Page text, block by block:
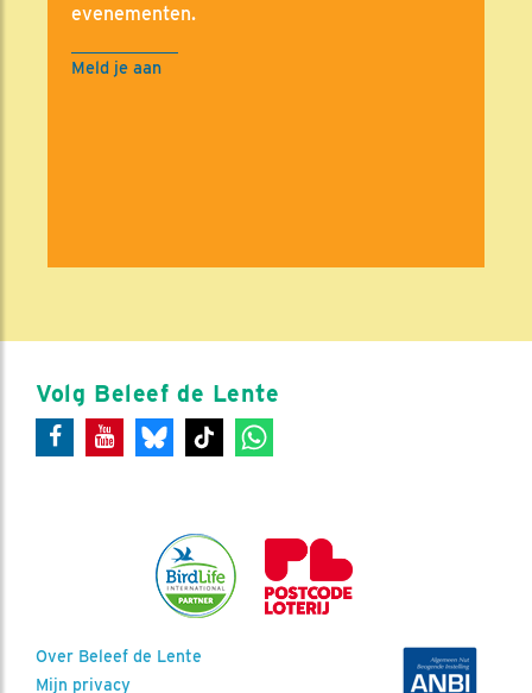
evenementen.
Meld je aan
Volg Beleef de Lente
Over Beleef de Lente
Mijn privacy